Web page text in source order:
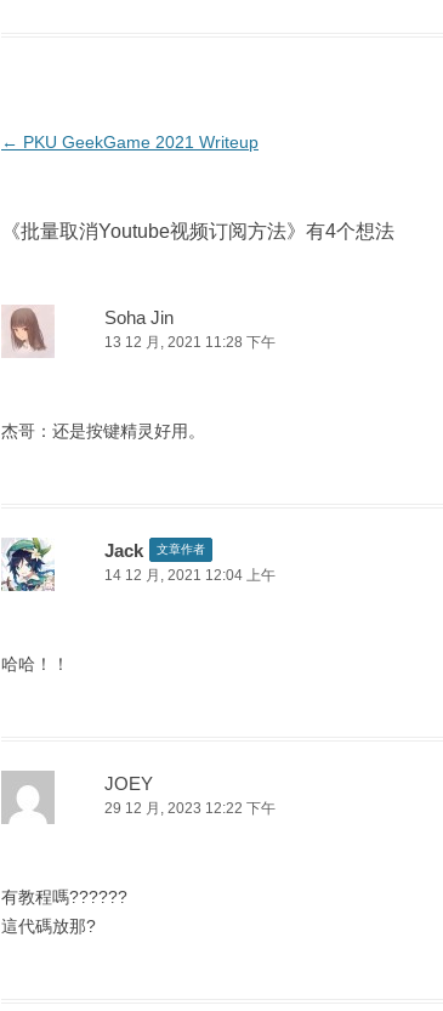
文
航
← PKU GeekGame 2021 Writeup
《批量取消Youtube视频订阅方法》有4个想法
Soha Jin
13 12 月, 2021 11:28 下午
杰哥：还是按键精灵好用。
Jack 文章作者
14 12 月, 2021 12:04 上午
哈哈！！
JOEY
29 12 月, 2023 12:22 下午
有教程嗎??????
這代碼放那?